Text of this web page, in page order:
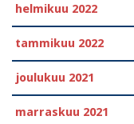
helmikuu 2022
tammikuu 2022
joulukuu 2021
marraskuu 2021